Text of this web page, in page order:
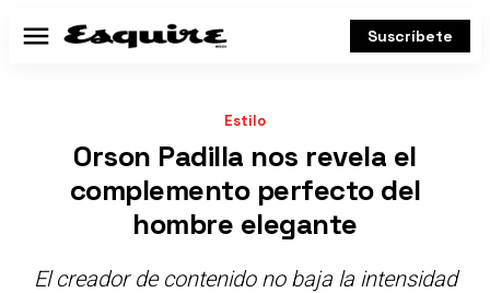
Menú Suscríbete
Estilo
Orson Padilla nos revela el
complemento perfecto del
hombre elegante
El creador de contenido no baja la intensidad